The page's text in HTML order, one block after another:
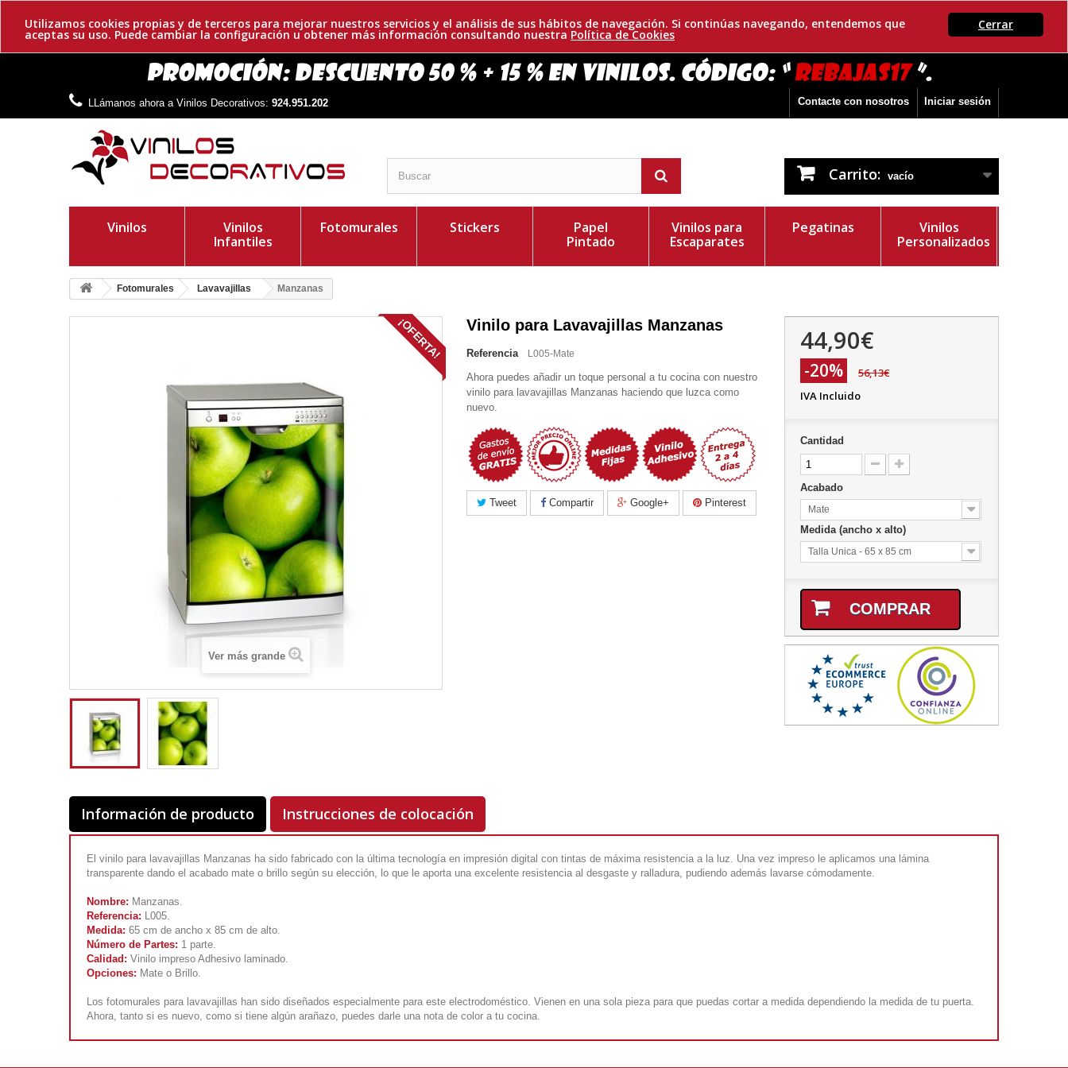
Cerrar
Utilizamos cookies propias y de terceros para mejorar nuestros servicios y el análisis de sus hábitos de navegación. Si continúas navegando, entendemos que
aceptas su uso. Puede cambiar la configuración u obtener más información consultando nuestra Política de Cookies
Iniciar sesión
Contacte con nosotros
LLámanos ahora a Vinilos Decorativos: 924.951.202
Carrito: vacío
Vinilos
Vinilos
Infantiles
Fotomurales Stickers
Papel
Pintado
Vinilos para
Escaparates
Pegatinas
Vinilos
Personalizados
Fotomurales Lavavajillas Manzanas
¡OFERTA!
Ver más grande
Vinilo para Lavavajillas Manzanas
Referencia L005-Mate
Ahora puedes añadir un toque personal a tu cocina con nuestro
vinilo para lavavajillas Manzanas haciendo que luzca como
nuevo.
Tweet Compartir Google+ Pinterest
44,90€
-20%
56,13€
IVA Incluido
Cantidad
Acabado
Mate
Medida (ancho x alto)
Talla Unica - 65 x 85 cm
COMPRAR
Información de producto Instrucciones de colocación
El vinilo para lavavajillas Manzanas ha sido fabricado con la última tecnología en impresión digital con tintas de máxima resistencia a la luz. Una vez impreso le aplicamos una lámina
transparente dando el acabado mate o brillo según su elección, lo que le aporta una excelente resistencia al desgaste y ralladura, pudiendo además lavarse cómodamente.
Nombre: Manzanas.
Referencia: L005.
Medida: 65 cm de ancho x 85 cm de alto.
Número de Partes: 1 parte.
Calidad: Vinilo impreso Adhesivo laminado.
Opciones: Mate o Brillo.
Los fotomurales para lavavajillas han sido diseñados especialmente para este electrodoméstico. Vienen en una sola pieza para que puedas cortar a medida dependiendo la medida de tu puerta.
Ahora, tanto si es nuevo, como si tiene algún arañazo, puedes darle una nota de color a tu cocina.